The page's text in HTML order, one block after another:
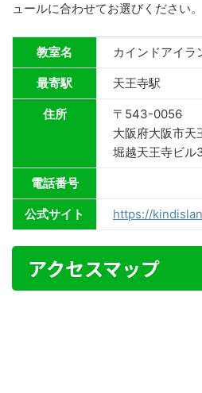
ュールに合わせてお選びください。
教室名 カインドアイラ
最寄駅 天王寺駅
住所
〒543-0056
大阪府大阪市天
堀越天王寺ビル
電話番号
公式サイト https://
アクセスマップ